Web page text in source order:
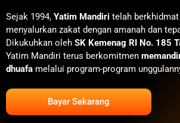
Sejak 1994, Yatim Mandiri telah
menyalurkan zakat dengan amanah dan
Dikukuhkan oleh SK Kemenag RI No. 185
Yatim Mandiri terus berkomitmen
dhuafa melalui program-program
Bayar Sekarang